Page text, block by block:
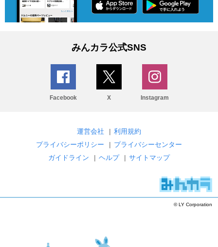
みんカラ公式SNS
Facebook X Instagram
運営会社 | 利用規約
プライバシーポリシー
| プライバシーセンター
ガイドライン
| ヘルプ | サイトマップ
© LY Corporation